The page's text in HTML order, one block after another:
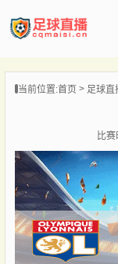
播
闻
当前位置:首页 足球直
比